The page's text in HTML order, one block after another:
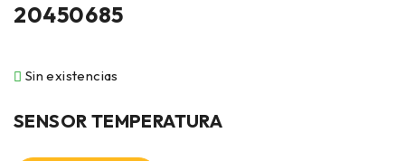
20450685
Sin existencias
SENSOR TEMPERATURA